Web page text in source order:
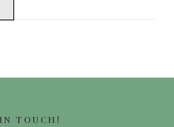
TOUCH!